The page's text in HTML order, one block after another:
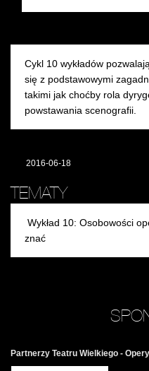
Cykl 10 wykładów
się z podstawowymi
takimi jak choćby rola
powstawania scenografii.
2016-06-18
TEMATY
Wykład 10: Osobowości
znać
Partnerzy Teatru Wielkiego -